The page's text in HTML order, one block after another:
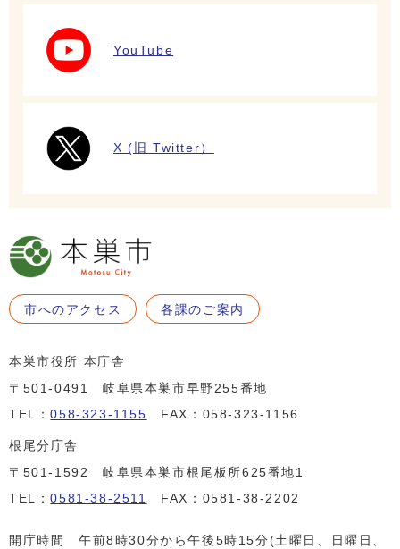
YouTube
X (旧 Twitter）
市へのアクセス 各課のご案内
本巣市役所 本庁舎
〒501-0491 岐阜県本巣市早野255番地
TEL：058-323-1155 FAX：058-323-1156
根尾分庁舎
〒501-1592 岐阜県本巣市根尾板所625番地1
TEL：0581-38-2511 FAX：0581-38-2202
開庁時間 午前8時30分から午後5時15分(土曜日、日曜日、